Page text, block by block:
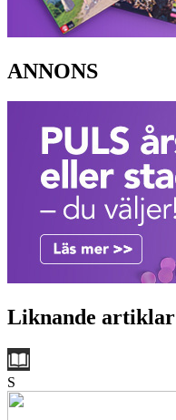
ANNONS
Liknande artiklar
S